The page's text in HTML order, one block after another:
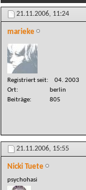
21.11.2006, 11:24
marieke
Registriert seit
04. 2003
Ort
berlin
Beiträge
805
21.11.2006, 15:55
Nicki Tuete
psychohasi